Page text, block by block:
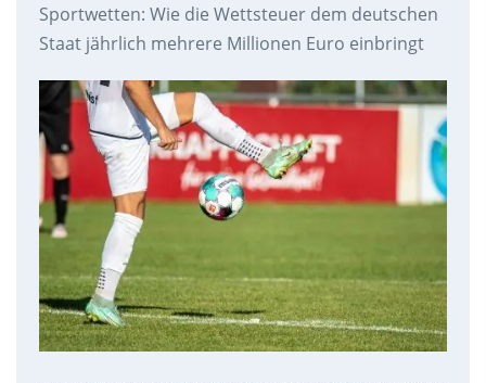
Sportwetten: Wie die Wettsteuer dem deutschen
Staat jährlich mehrere Millionen Euro einbringt